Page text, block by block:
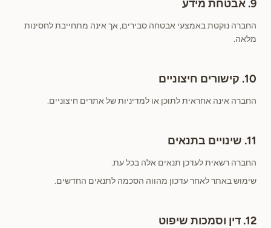
9. אבטחת מידע
החברה נוקטת באמצעי אבטחה סבירים, אך אינה מתחייבת לחסינות
מלאה.
10. קישורים חיצוניים
החברה אינה אחראית לתוכן או למדיניות של אתרים חיצוניים.
11. שינויים בתנאים
החברה רשאית לעדכן תנאים אלה בכל עת.
שימוש באתר לאחר עדכון מהווה הסכמה לתנאים החדשים.
12. דין וסמכות שיפוט